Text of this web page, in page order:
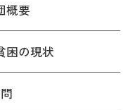
概要
困の現状